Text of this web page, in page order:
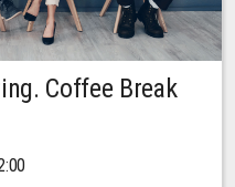
Coffee Break